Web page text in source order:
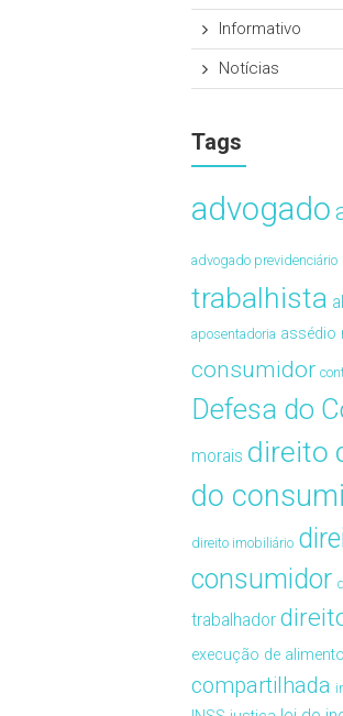
Informativo
Notícias
Tags
advogado
advogado previdenciário
trabalhista
aposentadoria assédio
consumidor
Defesa do
morais direito
do
direito imobiliário
consumidor
trabalhador
execução de
compartilhada